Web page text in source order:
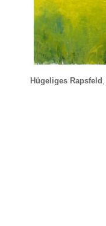
Hügeliges Rapsfeld